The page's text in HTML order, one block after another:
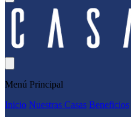
Menú Principal
Inicio Nuestras Casas Beneficios